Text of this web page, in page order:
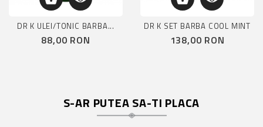
DR K ULEI/TONIC BARBA...
Pret
88,00 RON
DR K SET BARBA COOL MINT
Pret
138,00 RON
S-AR PUTEA SA-TI PLACA